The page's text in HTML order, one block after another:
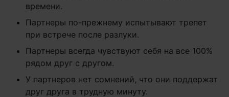
времени.
Партнеры по-прежнему испытывают трепет
при встрече после разлуки.
Партнеры всегда чувствуют себя на все 100%
рядом друг с другом.
У партнеров нет сомнений, что они поддержат
друг друга в трудную минуту.